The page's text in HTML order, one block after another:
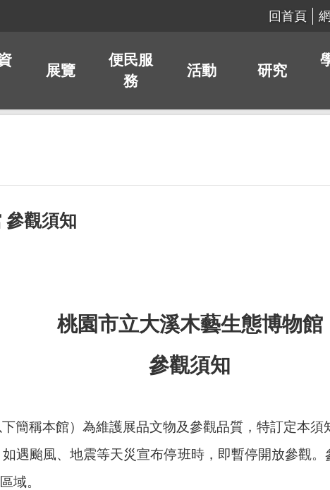
回首頁
展覽
便民服
務
活動 研究
參觀須知
桃園市立大溪木藝生態博物館
參觀須知
簡稱本館）為維護展品文物及參觀品質，特訂定本須
遇颱風、地震等天災宣布停班時，即暫停開放參觀
域。